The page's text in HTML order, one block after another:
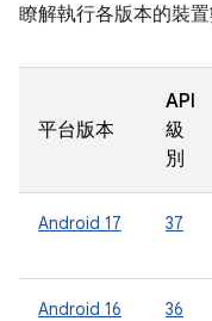
瞭解執行各版本的裝
平台版本
API
級
別
Android 17 37
Android 16 36